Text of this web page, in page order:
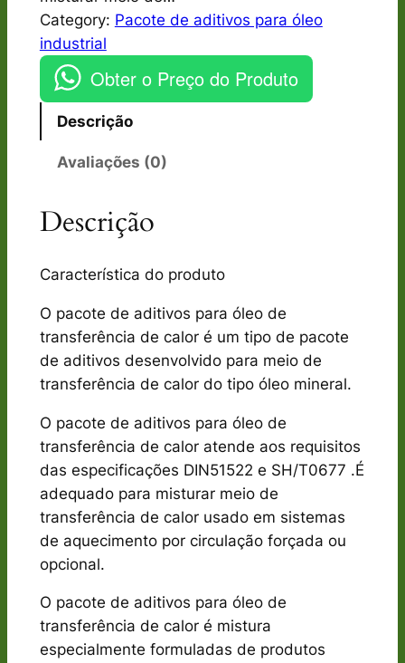
Category: Pacote de aditivos para óleo
industrial
Obter o Preço do Produto
Descrição
Avaliações (0)
Descrição
Característica do produto
O pacote de aditivos para óleo de
transferência de calor é um tipo de pacote
de aditivos desenvolvido para meio de
transferência de calor do tipo óleo mineral.
O pacote de aditivos para óleo de
transferência de calor atende aos requisitos
das especificações DIN51522 e SH/T0677 .É
adequado para misturar meio de
transferência de calor usado em sistemas
de aquecimento por circulação forçada ou
opcional.
O pacote de aditivos para óleo de
transferência de calor é mistura
especialmente formuladas de produtos